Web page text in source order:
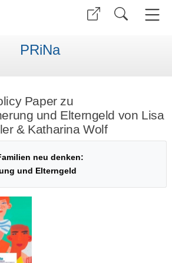
PRiNa
Paper zu
und Elterngeld von Lisa
& Katharina Wolf
neu denken:
und Elterngeld